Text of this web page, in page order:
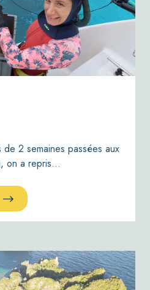
2 semaines passées aux
on a repris…